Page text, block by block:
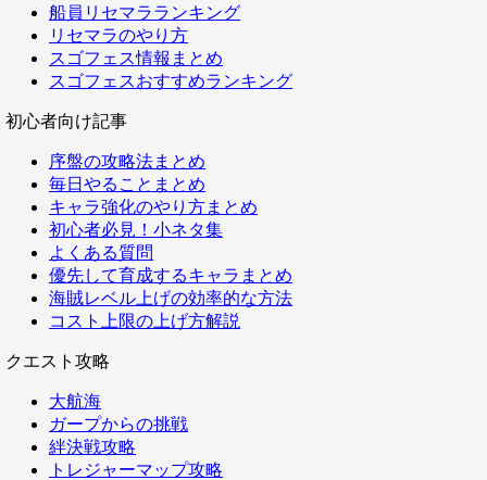
船員リセマラランキング
リセマラのやり方
スゴフェス情報まとめ
スゴフェスおすすめランキング
初心者向け記事
序盤の攻略法まとめ
毎日やることまとめ
キャラ強化のやり方まとめ
初心者必見！小ネタ集
よくある質問
優先して育成するキャラまとめ
海賊レベル上げの効率的な方法
コスト上限の上げ方解説
クエスト攻略
大航海
ガープからの挑戦
絆決戦攻略
トレジャーマップ攻略